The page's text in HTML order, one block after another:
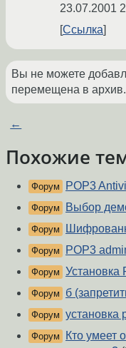
23.07.2001
Ссылка
Вы не можете
перемещена в архив.
←
Похожие
Форум POP3
Форум Выбор
Форум
Форум POP3
Форум Установка
Форум б
Форум установка
Форум
Кто умеет